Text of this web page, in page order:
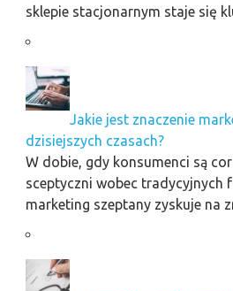
sklepie stacjonarnym staje się
Jakie jest znaczenie
dzisiejszych czasach?
W dobie, gdy konsumenci są
sceptyczni wobec tradycyjnych
marketing szeptany zyskuje na